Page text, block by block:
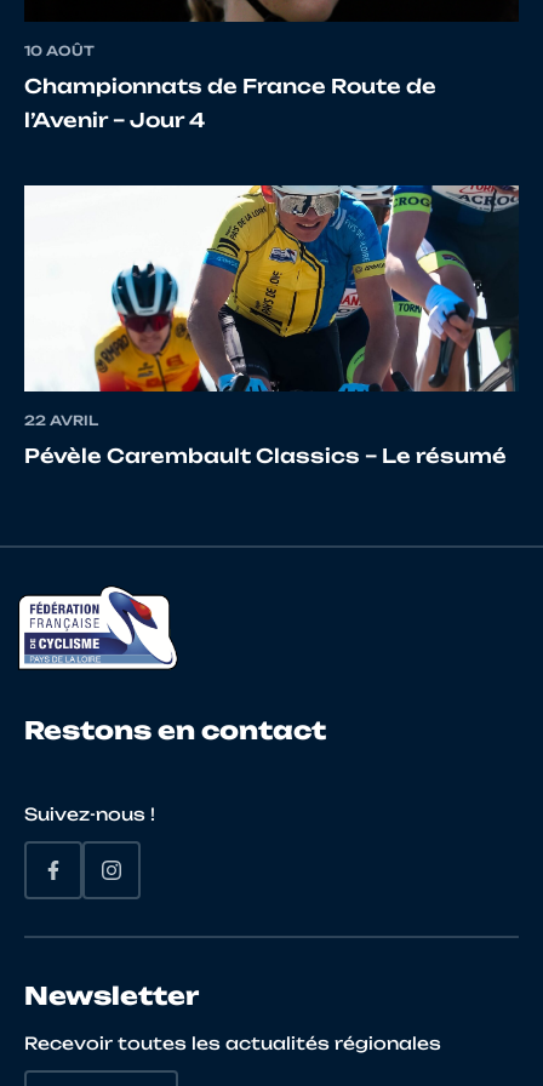
17
10027803820 GERMANNEAU
10027486851 AALOUANE JAMEL
21 10026898484 AUBINEAU
22 10073748878 COLLE
23 10026962950
24 10024826930 RAVON
25
26 10028108661 CHOPIER
GOURET
10 AOÛT
Championnats de France Route de
l’Avenir – Jour 4
22 AVRIL
Pévèle Carembault Classics – Le résumé
Restons en contact
Suivez-nous !
Newsletter
Recevoir toutes les actualités régionales